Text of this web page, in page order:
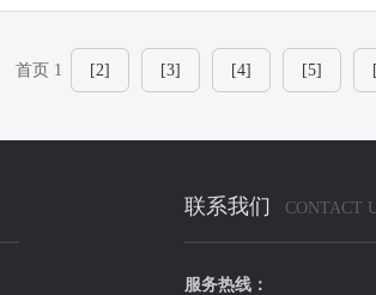
首页 1 [2] [3] [4] [5]
联系我们 CONTACT
服务热线：